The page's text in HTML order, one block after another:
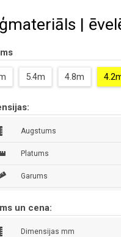
|
5.4m 4.8m
Augstums
Platums
Garums
un cena:
Dimensijas mm